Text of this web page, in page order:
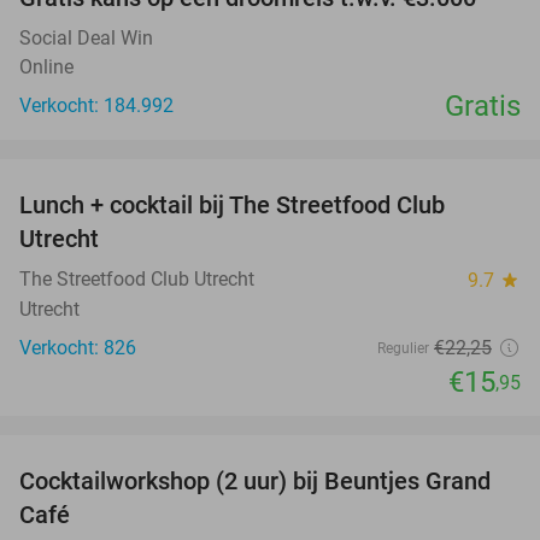
Social Deal Win
Online
Verkocht: 184.992
Gratis
Lunch + cocktail bij The Streetfood Club
Utrecht
The Streetfood Club Utrecht 9.7 star
Utrecht
Verkocht: 826
Regulier €22,25
€15,95
40%
Cocktailworkshop (2 uur) bij Beuntjes Grand
Café